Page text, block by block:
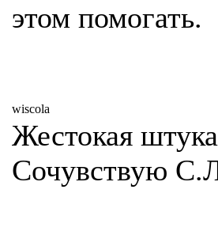
этом помогать.
wiscola
Жестокая
Сочувствую